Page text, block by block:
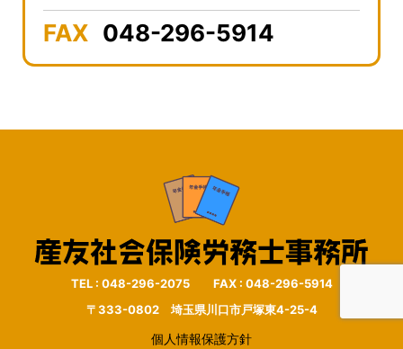
FAX 048-296-5914
TEL : 048-296-2075 FAX : 048-296-5914
〒333-0802 埼玉県川口市戸塚東4-25-4
個人情報保護方針